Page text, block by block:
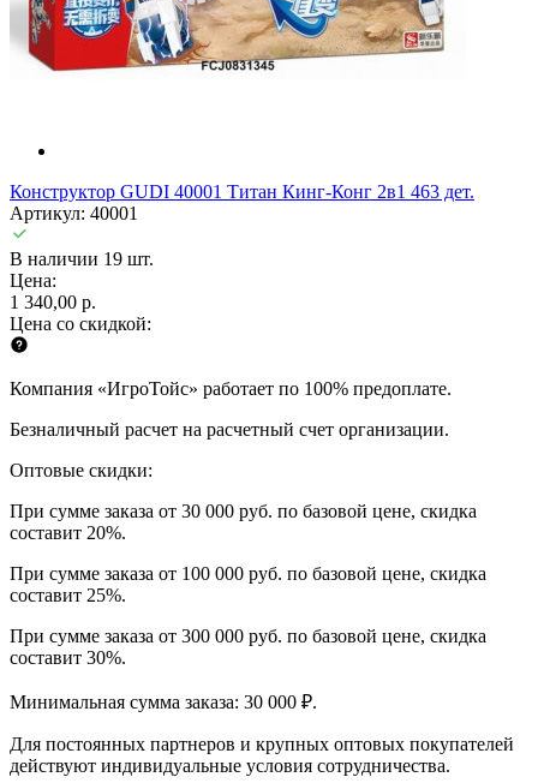
Конструктор GUDI 40001 Титан Кинг-Конг 2в1 463 дет.
Артикул: 40001
В наличии 19 шт.
Цена:
1 340,00 р.
Цена со скидкой:
Компания «ИгроТойс» работает по 100% предоплате.
Безналичный расчет на расчетный счет организации.
Оптовые скидки:
При сумме заказа от 30 000 руб. по базовой цене, скидка
составит 20%.
При сумме заказа от 100 000 руб. по базовой цене, скидка
составит 25%.
При сумме заказа от 300 000 руб. по базовой цене, скидка
составит 30%.
Минимальная сумма заказа: 30 000 ₽.
Для постоянных партнеров и крупных оптовых покупателей
действуют индивидуальные условия сотрудничества.